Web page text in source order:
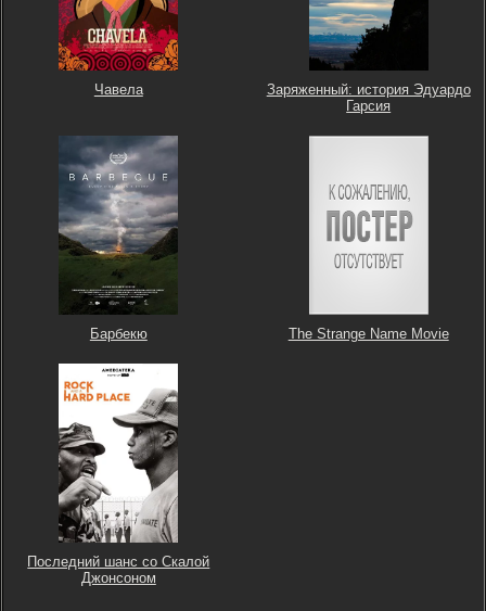
Чавела
Заряженный: история Эдуардо
Гарсия
Барбекю The Strange Name Movie
Последний шанс со Скалой
Джонсоном